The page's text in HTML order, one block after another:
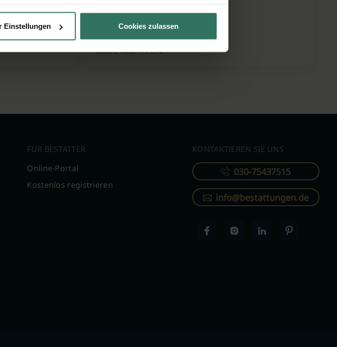
Einstellungen Cookies zulassen
Hermannstr. 51a
66538 Neunkirchen
FÜR BESTATTER
Online-Portal
Kostenlos registrieren
KONTAKTIEREN SIE UNS
030-75437515
info@bestattungen.de